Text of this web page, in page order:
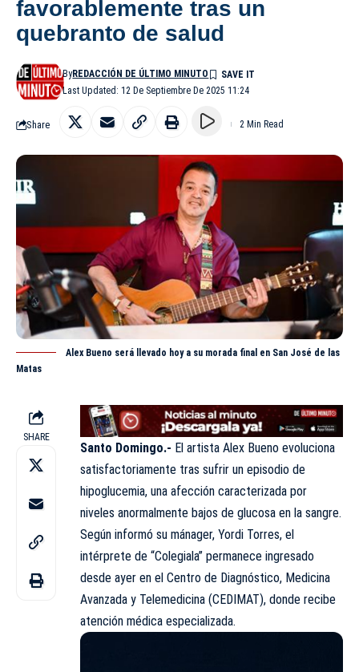
favorablemente tras un
quebranto de salud
Last Updated: 12 De Septiembre De 2025 11:24
ByREDACCIÓN DE ÚLTIMO MINUTO
Share 2 Min Read
Alex Bueno será llevado hoy a su morada final en San José de las
Matas
SHARE
Santo Domingo.- El artista Alex Bueno evoluciona
satisfactoriamente tras sufrir un episodio de
hipoglucemia, una afección caracterizada por
niveles anormalmente bajos de glucosa en la sangre.
Según informó su mánager, Yordi Torres, el
intérprete de “Colegiala” permanece ingresado
desde ayer en el Centro de Diagnóstico, Medicina
Avanzada y Telemedicina (CEDIMAT), donde recibe
atención médica especializada.